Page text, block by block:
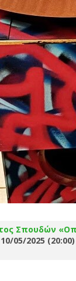
Σπουδών
05/2025 (20:00)